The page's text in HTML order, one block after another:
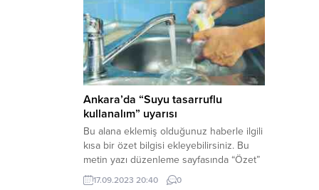
Ankara’da “Suyu tasarruflu
kullanalım” uyarısı
Bu alana eklemiş olduğunuz haberle ilgili
kısa bir özet bilgisi ekleyebilirsiniz. Bu
metin yazı düzenleme sayfasında “Özet”
bölümünden eklenebilir. Özet
17.09.2023 20:40 0